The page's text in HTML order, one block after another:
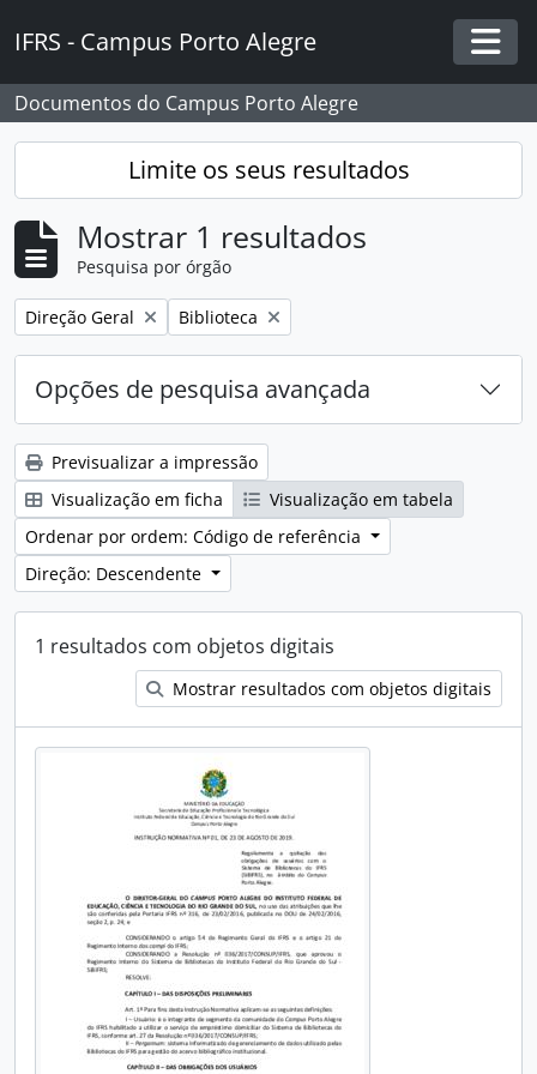
IFRS - Campus Porto Alegre
Documentos do Campus Porto Alegre
Limite os seus resultados
Mostrar 1 resultados
Pesquisa por órgão
Remover filtro:
Direção Geral Remover filtro:
Biblioteca
Opções de pesquisa avançada
Previsualizar a impressão
Visualização em ficha
Visualização em tabela
Ordenar por ordem: Código de referência
Direção: Descendente
1 resultados com objetos digitais
Mostrar resultados com objetos digitais